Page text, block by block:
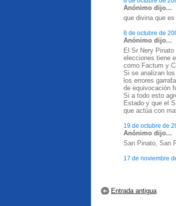
Anónimo dijo...
que divina que
8 de octubre de
Anónimo dijo...
El Sr Nery
elecciones tiene
como Factum y
Si se analizan
los errores
de equivocación
Si a todo esto
Estado y que el
que actúa con
19 de octubre de
Anónimo dijo...
San Pinato, San
17 de noviembre
Entrada antigua